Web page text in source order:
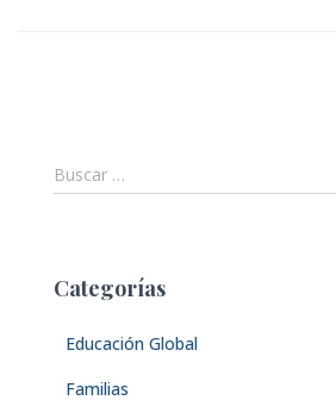
B
u
r
Buscar …
Categorías
Educación Global
Familias